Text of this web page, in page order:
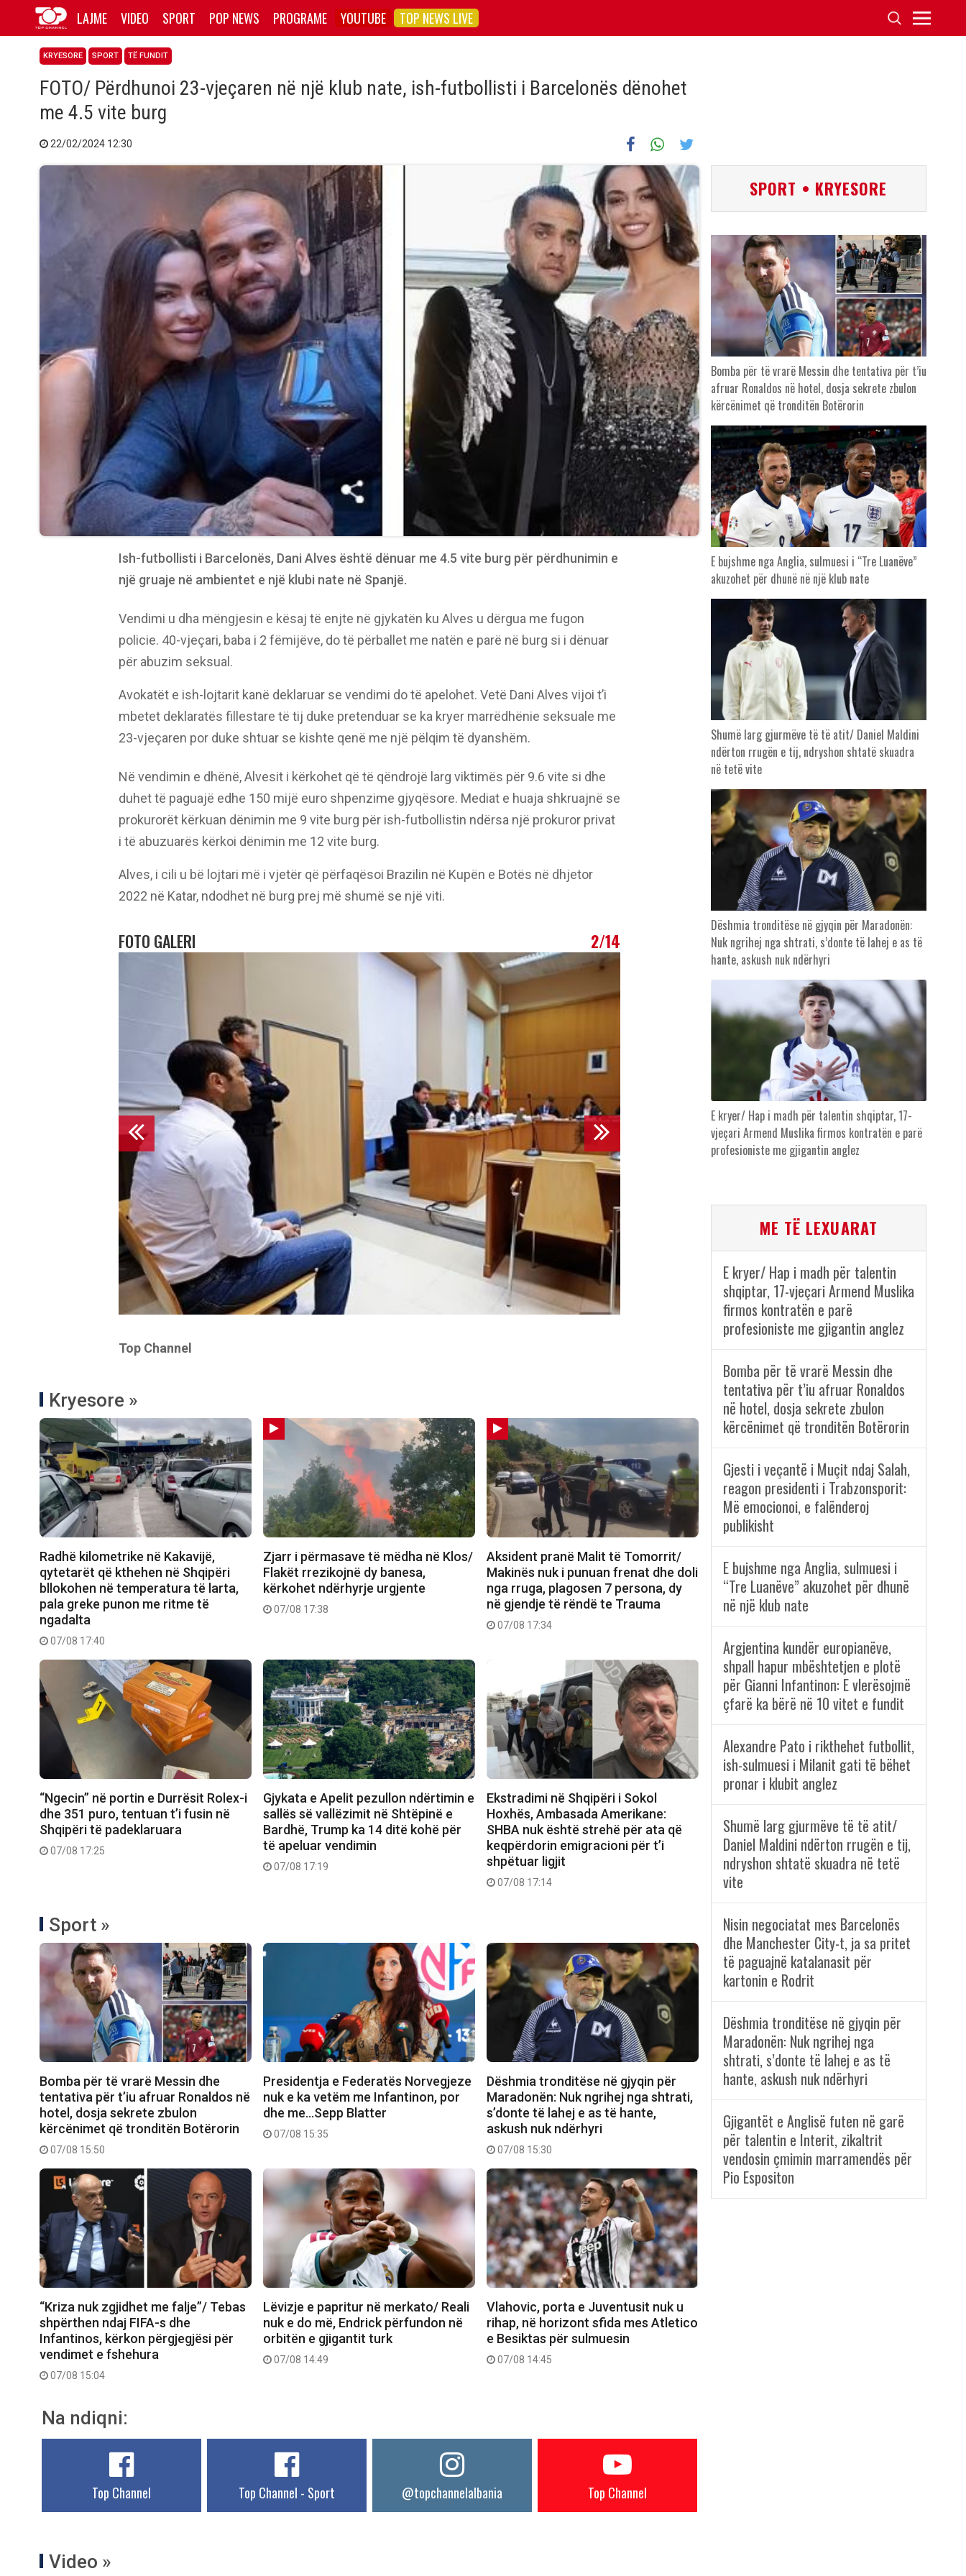
LAJME VIDEO SPORT POP NEWS PROGRAME YOUTUBE TOP NEWS LIVE
KRYESORE SPORT TË FUNDIT
FOTO/ Përdhunoi 23-vjeçaren në një klub nate, ish-futbollisti i Barcelonës dënohet
me 4.5 vite burg
22/02/2024 12:30
Ish-futbollisti i Barcelonës, Dani Alves është dënuar me 4.5 vite burg për përdhunimin e
një gruaje në ambientet e një klubi nate në Spanjë.
Vendimi u dha mëngjesin e kësaj të enjte në gjykatën ku Alves u dërgua me fugon
policie. 40-vjeçari, baba i 2 fëmijëve, do të përballet me natën e parë në burg si i dënuar
për abuzim seksual.
Avokatët e ish-lojtarit kanë deklaruar se vendimi do të apelohet. Vetë Dani Alves vijoi t’i
mbetet deklaratës fillestare të tij duke pretenduar se ka kryer marrëdhënie seksuale me
23-vjeçaren por duke shtuar se kishte qenë me një pëlqim të dyanshëm.
Në vendimin e dhënë, Alvesit i kërkohet që të qëndrojë larg viktimës për 9.6 vite si dhe
duhet të paguajë edhe 150 mijë euro shpenzime gjyqësore. Mediat e huaja shkruajnë se
prokurorët kërkuan dënimin me 9 vite burg për ish-futbollistin ndërsa një prokuror privat
i të abuzuarës kërkoi dënimin me 12 vite burg.
Alves, i cili u bë lojtari më i vjetër që përfaqësoi Brazilin në Kupën e Botës në dhjetor
2022 në Katar, ndodhet në burg prej më shumë se një viti.
FOTO GALERI 2/14
Top Channel
Kryesore »
Radhë kilometrike në Kakavijë,
qytetarët që kthehen në Shqipëri
bllokohen në temperatura të larta,
pala greke punon me ritme të
ngadalta
07/08 17:40
Zjarr i përmasave të mëdha në Klos/
Flakët rrezikojnë dy banesa,
kërkohet ndërhyrje urgjente
07/08 17:38
Aksident pranë Malit të Tomorrit/
Makinës nuk i punuan frenat dhe doli
nga rruga, plagosen 7 persona, dy
në gjendje të rëndë te Trauma
07/08 17:34
“Ngecin” në portin e Durrësit Rolex-i
dhe 351 puro, tentuan t’i fusin në
Shqipëri të padeklaruara
07/08 17:25
Gjykata e Apelit pezullon ndërtimin e
sallës së vallëzimit në Shtëpinë e
Bardhë, Trump ka 14 ditë kohë për
të apeluar vendimin
07/08 17:19
Ekstradimi në Shqipëri i Sokol
Hoxhës, Ambasada Amerikane:
SHBA nuk është strehë për ata që
keqpërdorin emigracioni për t’i
shpëtuar ligjit
07/08 17:14
Sport »
Bomba për të vrarë Messin dhe
tentativa për t’iu afruar Ronaldos në
hotel, dosja sekrete zbulon
kërcënimet që tronditën Botërorin
07/08 15:50
Presidentja e Federatës Norvegjeze
nuk e ka vetëm me Infantinon, por
dhe me…Sepp Blatter
07/08 15:35
Dëshmia tronditëse në gjyqin për
Maradonën: Nuk ngrihej nga shtrati,
s’donte të lahej e as të hante,
askush nuk ndërhyri
07/08 15:30
“Kriza nuk zgjidhet me falje”/ Tebas
shpërthen ndaj FIFA-s dhe
Infantinos, kërkon përgjegjësi për
vendimet e fshehura
07/08 15:04
Lëvizje e papritur në merkato/ Reali
nuk e do më, Endrick përfundon në
orbitën e gjigantit turk
07/08 14:49
Vlahovic, porta e Juventusit nuk u
rihap, në horizont sfida mes Atletico
e Besiktas për sulmuesin
07/08 14:45
Na ndiqni:
Top Channel Top Channel - Sport @topchannelalbania Top Channel
Video »
SPORT • KRYESORE
Bomba për të vrarë Messin dhe tentativa për t’iu
afruar Ronaldos në hotel, dosja sekrete zbulon
kërcënimet që tronditën Botërorin
E bujshme nga Anglia, sulmuesi i “Tre Luanëve”
akuzohet për dhunë në një klub nate
Shumë larg gjurmëve të të atit/ Daniel Maldini
ndërton rrugën e tij, ndryshon shtatë skuadra
në tetë vite
Dëshmia tronditëse në gjyqin për Maradonën:
Nuk ngrihej nga shtrati, s’donte të lahej e as të
hante, askush nuk ndërhyri
E kryer/ Hap i madh për talentin shqiptar, 17-
vjeçari Armend Muslika firmos kontratën e parë
profesioniste me gjigantin anglez
ME TË LEXUARAT
E kryer/ Hap i madh për talentin
shqiptar, 17-vjeçari Armend Muslika
firmos kontratën e parë
profesioniste me gjigantin anglez
Bomba për të vrarë Messin dhe
tentativa për t’iu afruar Ronaldos
në hotel, dosja sekrete zbulon
kërcënimet që tronditën Botërorin
Gjesti i veçantë i Muçit ndaj Salah,
reagon presidenti i Trabzonsporit:
Më emocionoi, e falënderoj
publikisht
E bujshme nga Anglia, sulmuesi i
“Tre Luanëve” akuzohet për dhunë
në një klub nate
Argjentina kundër europianëve,
shpall hapur mbështetjen e plotë
për Gianni Infantinon: E vlerësojmë
çfarë ka bërë në 10 vitet e fundit
Alexandre Pato i rikthehet futbollit,
ish-sulmuesi i Milanit gati të bëhet
pronar i klubit anglez
Shumë larg gjurmëve të të atit/
Daniel Maldini ndërton rrugën e tij,
ndryshon shtatë skuadra në tetë
vite
Nisin negociatat mes Barcelonës
dhe Manchester City-t, ja sa pritet
të paguajnë katalanasit për
kartonin e Rodrit
Dëshmia tronditëse në gjyqin për
Maradonën: Nuk ngrihej nga
shtrati, s’donte të lahej e as të
hante, askush nuk ndërhyri
Gjigantët e Anglisë futen në garë
për talentin e Interit, zikaltrit
vendosin çmimin marramendës për
Pio Espositon